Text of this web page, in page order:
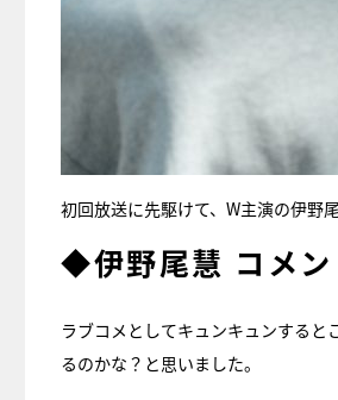
初回放送に先駆けて、W主演の伊野
◆伊野尾慧 コメン
ラブコメとしてキュンキュンする
るのかな？と思いました。